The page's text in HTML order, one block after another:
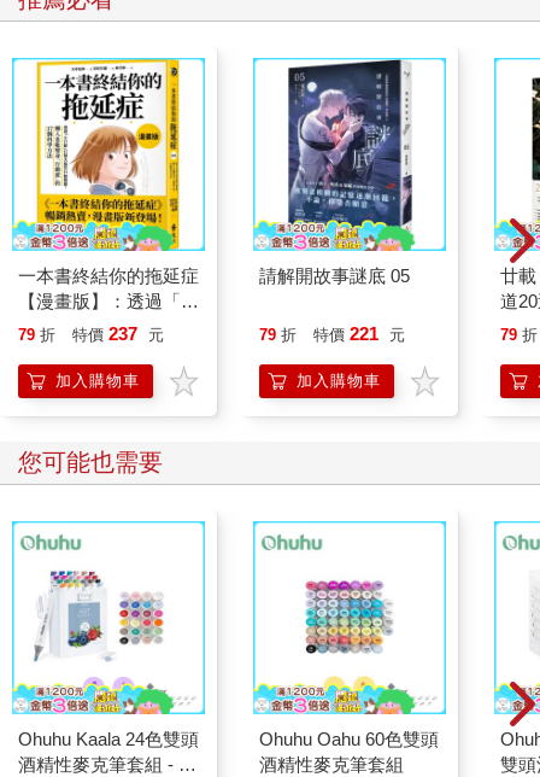
一本書終結你的拖延症
【漫畫版】：透過「小
行動」打開大腦的行動
「行動派」的37個科
學方法
79 折 特價 237 元
加入購物車
請解開故事謎底 05
79 折 特價 221 元
加入購物車
廿
道
79 折
您可能也需要
Ohuhu Kaala 24色雙頭
酒精性麥克筆套組 - 鮮
Ohuhu Oahu 60色雙頭
酒精性麥克筆套組
雙